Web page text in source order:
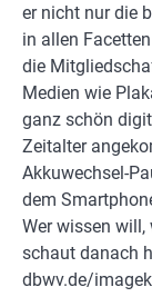
er nicht nur die
in allen
die
Medien wie
ganz schön
Zeitalter
Akkuwechsel-
dem
Wer wissen
schaut danach
dbwv.de/